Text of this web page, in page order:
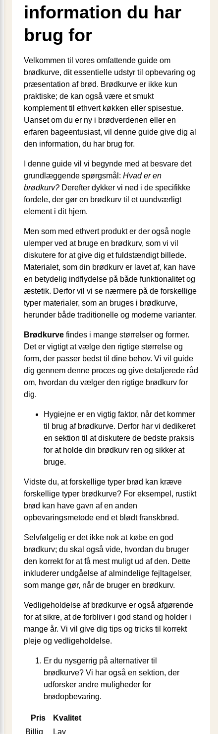
information du har
brug for
Velkommen til vores omfattende guide om
brødkurve, dit essentielle udstyr til opbevaring og
præsentation af brød. Brødkurve er ikke kun
praktiske; de kan også være et smukt
komplement til ethvert køkken eller spisestue.
Uanset om du er ny i brødverdenen eller en
erfaren bageentusiast, vil denne guide give dig al
den information, du har brug for.
I denne guide vil vi begynde med at besvare det
grundlæggende spørgsmål: Hvad er en
brødkurv? Derefter dykker vi ned i de specifikke
fordele, der gør en brødkurv til et uundværligt
element i dit hjem.
Men som med ethvert produkt er der også nogle
ulemper ved at bruge en brødkurv, som vi vil
diskutere for at give dig et fuldstændigt billede.
Materialet, som din brødkurv er lavet af, kan have
en betydelig indflydelse på både funktionalitet og
æstetik. Derfor vil vi se nærmere på de forskellige
typer materialer, som an bruges i brødkurve,
herunder både traditionelle og moderne varianter.
Brødkurve findes i mange størrelser og former.
Det er vigtigt at vælge den rigtige størrelse og
form, der passer bedst til dine behov. Vi vil guide
dig gennem denne proces og give detaljerede råd
om, hvordan du vælger den rigtige brødkurv for
dig.
Hygiejne er en vigtig faktor, når det kommer
til brug af brødkurve. Derfor har vi dedikeret
en sektion til at diskutere de bedste praksis
for at holde din brødkurv ren og sikker at
bruge.
Vidste du, at forskellige typer brød kan kræve
forskellige typer brødkurve? For eksempel, rustikt
brød kan have gavn af en anden
opbevaringsmetode end et blødt franskbrød.
Selvfølgelig er det ikke nok at købe en god
brødkurv; du skal også vide, hvordan du bruger
den korrekt for at få mest muligt ud af den. Dette
inkluderer undgåelse af almindelige fejltagelser,
som mange gør, når de bruger en brødkurv.
Vedligeholdelse af brødkurve er også afgørende
for at sikre, at de forbliver i god stand og holder i
mange år. Vi vil give dig tips og tricks til korrekt
pleje og vedligeholdelse.
Er du nysgerrig på alternativer til
brødkurve? Vi har også en sektion, der
udforsker andre muligheder for
brødopbevaring.
Pris
Kvalitet
Billig
Lav